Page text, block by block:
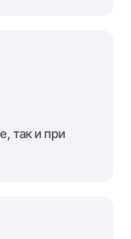
так и при